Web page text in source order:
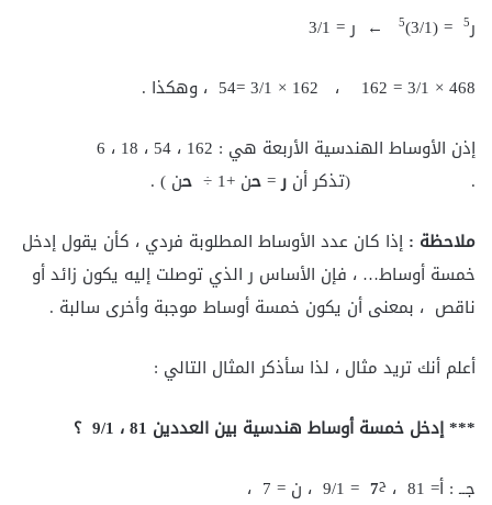
ر5
= (3/1)
5
← ر = 3/1
468 × 3/1 = 162 ، 162 × 3/1 =54 ، وهكذا .
إذن الأوساط الهندسية الأربعة هي : 162 ، 54 ، 18 ، 6
. (تذكر أن ر =حن +1 ÷ حن ) .
ملاحظة : إذا كان عدد الأوساط المطلوبة فردي ، كأن يقول إدخل
خمسة أوساط… ، فإن الأساس ر الذي توصلت إليه يكون زائد أو
ناقص ، بمعنى أن يكون خمسة أوساط موجبة وأخرى سالبة .
أعلم أنك تريد مثال ، لذا سأذكر المثال التالي :
***إدخل خمسة أوساط هندسية بين العددين 81 ، 9/1 ؟
جــ : أ= 81 ،
ح7 = 9/1 ، ن = 7 ،